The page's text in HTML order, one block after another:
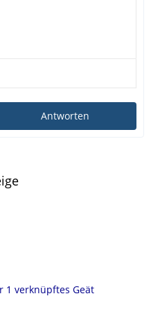
Antworten
1 verknüpftes Geät